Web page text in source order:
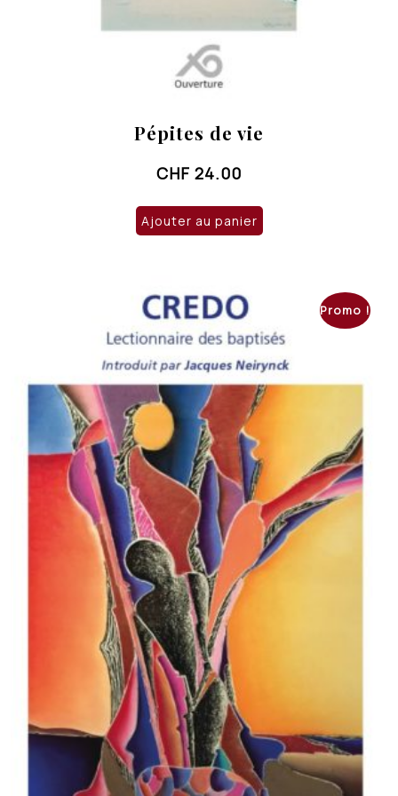
Pépites de vie
CHF 24.00
Ajouter au panier
Promo !